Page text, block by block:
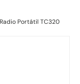
Portátil TC320